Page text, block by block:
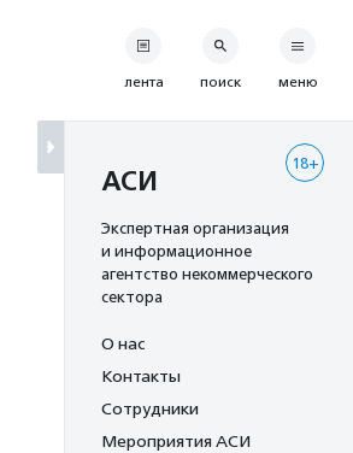
лента поиск меню
18+
АСИ
Экспертная организация
и информационное
агентство некоммерческого
сектора
О нас
Контакты
Сотрудники
Мероприятия АСИ